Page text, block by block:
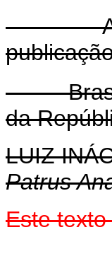
Brasília,
da
LUIZ
Patrus
Este